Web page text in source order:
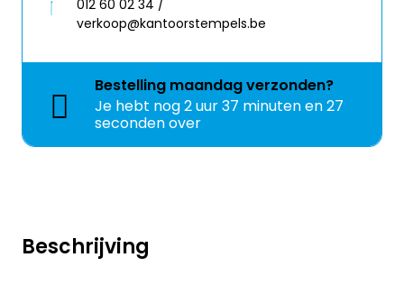
Beschrijving
012 60 02 34 /
verkoop@kantoorstempels.be
Bestelling maandagverzonden?
Je hebt nog2 uur 37 minuten en 27
seconden over